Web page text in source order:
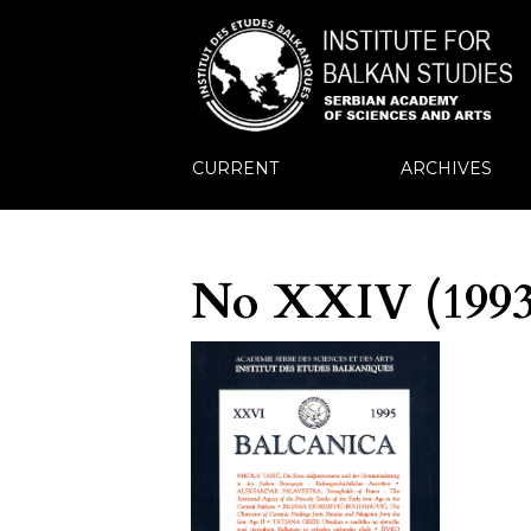
CURRENT ARCHIVES
No XXIV